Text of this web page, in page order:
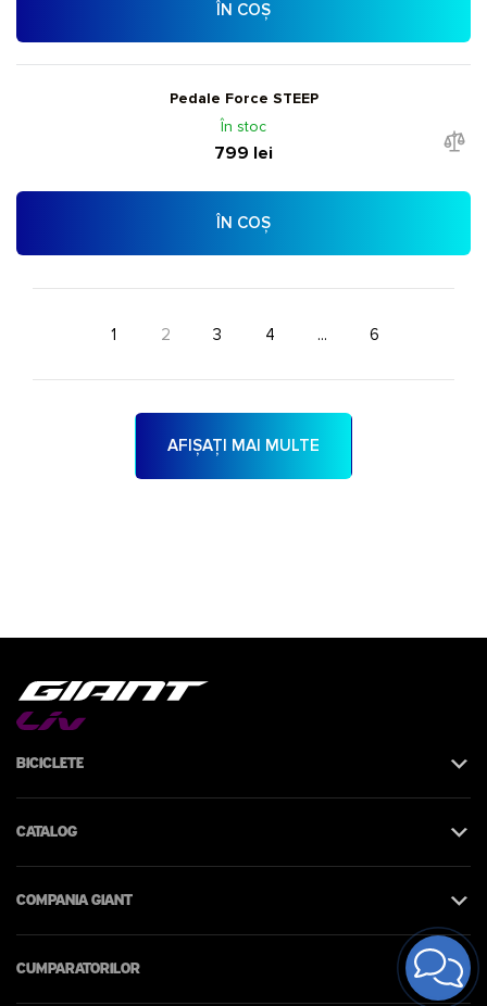
ÎN COȘ
Pedale Force STEEP
În stoc
799 lei
ÎN COȘ
1 2 3 4 ... 6
AFIȘAȚI MAI MULTE
Biciclete
Catalog
Compania Giant
Cumparatorilor